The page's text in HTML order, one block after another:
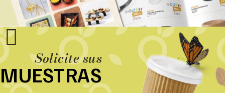
Solicite sus
MUESTRAS